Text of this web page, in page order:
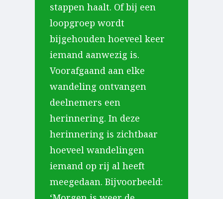
stappen haalt. Of bij een
loopgroep wordt
bijgehouden hoeveel keer
iemand aanwezig is.
Voorafgaand aan elke
wandeling ontvangen
deelnemers een
herinnering. In deze
herinnering is zichtbaar
hoeveel wandelingen
iemand op rij al heeft
meegedaan. Bijvoorbeeld: